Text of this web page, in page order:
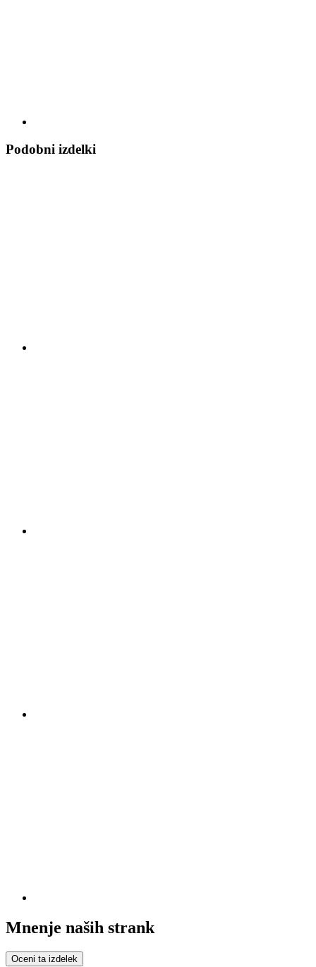
Podobni izdelki
Mnenje naših strank
Oceni ta izdelek